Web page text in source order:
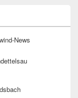
News